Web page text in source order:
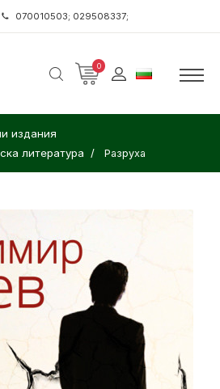
070010503; 029508337;
0
издания
литература
Разруха